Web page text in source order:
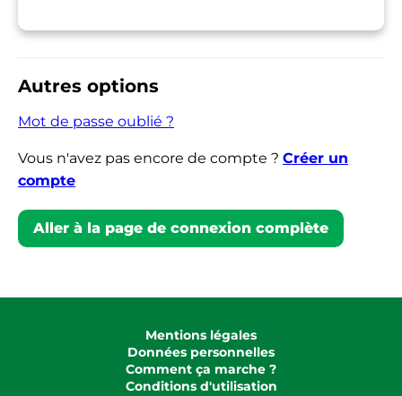
Autres options
Mot de passe oublié ?
Vous n'avez pas encore de compte ? Créer un
compte
Aller à la page de connexion complète
Mentions légales
Données personnelles
Comment ça marche ?
Conditions d'utilisation